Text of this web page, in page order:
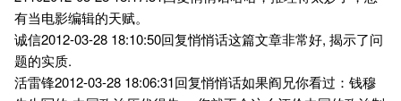
有当电影编辑的天赋。
诚信2012-03-28 18:10:50回复悄悄话这篇文章非常好, 揭示了问
题的实质.
活雷锋2012-03-28 18:06:31回复悄悄话如果阎兄你看过：钱穆